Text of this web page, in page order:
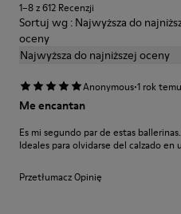
tkanina (71% poliester z
1–8 z 612 Recenzji
Sortuj wg : Najwyższa do
oceny
Najwyższa do najniższej oceny
Anonymous·1 rok temu
Me encantan
Es mi segundo par de estas
Ideales para olvidarse del calzado en
Przetłumacz Opinię